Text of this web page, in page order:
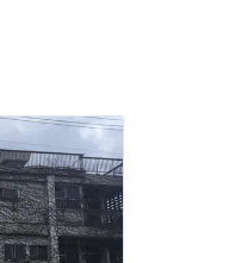
だとナビをいれても目
のでもう少し分かりやす